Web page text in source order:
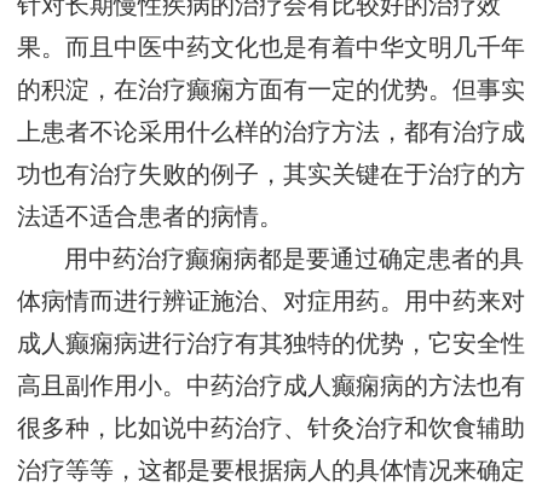
针对长期慢性疾病的治疗会有比较好的治疗效
果。而且中医中药文化也是有着中华文明几千年
的积淀，在治疗癫痫方面有一定的优势。但事实
上患者不论采用什么样的治疗方法，都有治疗成
功也有治疗失败的例子，其实关键在于治疗的方
法适不适合患者的病情。
用中药治疗癫痫病都是要通过确定患者的具
体病情而进行辨证施治、对症用药。用中药来对
成人癫痫病进行治疗有其独特的优势，它安全性
高且副作用小。中药治疗成人癫痫病的方法也有
很多种，比如说中药治疗、针灸治疗和饮食辅助
治疗等等，这都是要根据病人的具体情况来确定